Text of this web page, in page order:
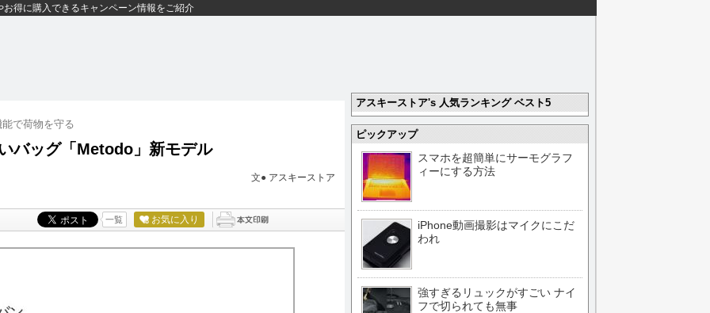
得に購入できるキャンペーン情報をご紹介
で荷物を守る
バッグ「Metodo」新モデル
文● アスキーストア
一覧 お気に入り
アスキーストア's 人気ランキング ベスト5
ピックアップ
スマホを超簡単にサーモグラフ
ィーにする方法
iPhone動画撮影はマイクにこだ
われ
強すぎるリュックがすごい ナイ
フで切られても無事